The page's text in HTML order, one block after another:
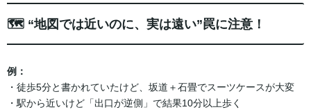
🗺 “地図では近いのに、実は遠い”罠に注意！
例：
・徒歩5分と書かれていたけど、坂道＋石畳でスーツケースが大変
・駅から近いけど「出口が逆側」で結果10分以上歩く